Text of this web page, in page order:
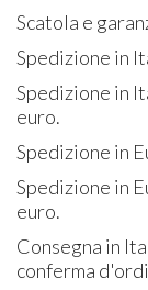
Scatola e
Spedizione in
Spedizione in
euro.
Spedizione in
Spedizione in
euro.
Consegna in
conferma